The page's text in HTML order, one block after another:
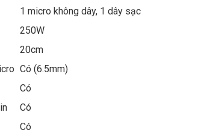
1 micro không dây, 1 dây sạc
250W
20cm
Có (6.5mm)
Có
Có
Có